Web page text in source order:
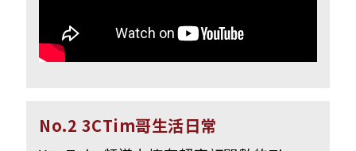
No.2 3CTim哥生活日常